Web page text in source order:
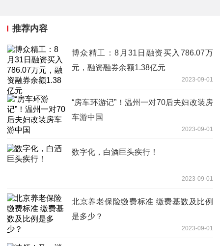
推荐内容
博众精工：8月31日融资买入786.07万
元，融资融券余额1.38亿元
2023-09-01
“房车环游记”！温州一对70后夫妇改装房
车游中国
2023-09-01
数字化，白酒巨头疾行！
2023-09-01
北京养老保险缴费标准 缴费基数及比例
是多少？
2023-09-01